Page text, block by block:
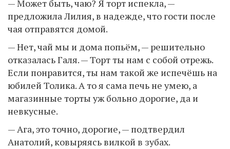
— Может быть, чаю? Я торт испекла, —
предложила Лилия, в надежде, что гости после
чая отправятся домой.
— Нет, чай мы и дома попьём, — решительно
отказалась Галя. — Торт ты нам с собой отрежь.
Если понравится, ты нам такой же испечёшь на
юбилей Толика. А то я сама печь не умею, а
магазинные торты уж больно дорогие, да и
невкусные.
— Ага, это точно, дорогие, — подтвердил
Анатолий, ковыряясь вилкой в зубах.